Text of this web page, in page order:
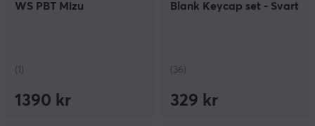
WS PBT Mizu
(1)
1390 kr
Blank Keycap set - Svart
(36)
329 kr